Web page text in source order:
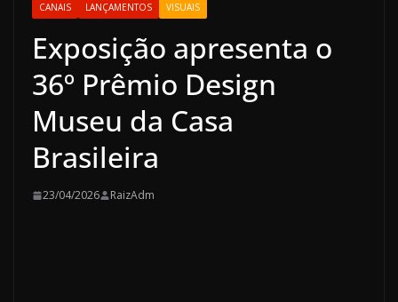
CANAIS LANÇAMENTOS VISUAIS
Exposição apresenta o
36º Prêmio Design
Museu da Casa
Brasileira
23/04/2026 RaizAdm